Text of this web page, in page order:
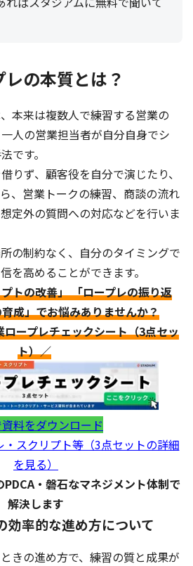
の本質とは？
本来は複数人で練習する営業の
人の営業担当者が自分自身でシ
です。
りず、顧客役を自分で演じたり、
、営業トークの練習、商談の流れ
定外の質問への対応などを行いま
の制約なく、自分のタイミングで
を高めることができます。
トの改善」 「ロープレの振り返
成」でお悩みありませんか？
ープレチェックシート（3点セッ
ト）／
料をダウンロード
スクリプト等（3点セットの詳細
を見る）
・磐石なマネジメント体制で
解決します
効率的な進め方について
きの進め方で、練習の質と成果が